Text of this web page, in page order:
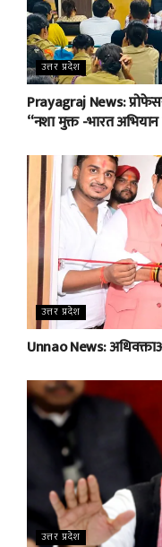
उत्तर प्रदेश
Prayagraj News:
“नशा मुक्त -भारत
उत्तर प्रदेश
Unnao News:
उत्तर प्रदेश